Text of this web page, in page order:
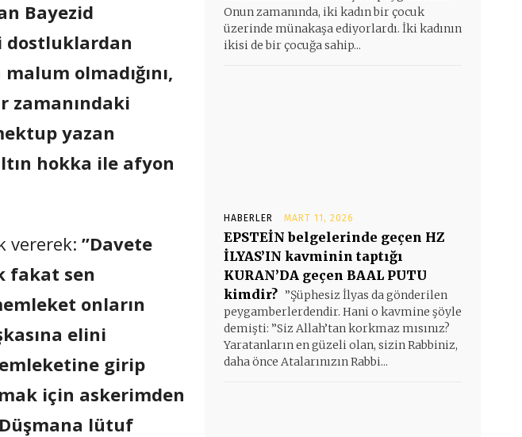
Bayezid
dostluklardan
olmadığını,
zamanındaki
yazan
hokka ile afyon
vererek: ”Davete
fakat sen
onların
elini
girip
için askerimden
Düşmana lütuf
Onun zamanında, iki kadın bir çocuk
üzerinde münakaşa ediyorlardı. İki kadının
ikisi de bir çocuğa sahip...
HABERLER MART 11, 2026
EPSTEİN belgelerinde geçen HZ
İLYAS’IN kavminin taptığı
KURAN’DA geçen BAAL PUTU
kimdir? ”Şüphesiz İlyas da gönderilen
peygamberlerdendir. Hani o kavmine şöyle
demişti: ”Siz Allah’tan korkmaz mısınız?
Yaratanların en güzeli olan, sizin Rabbiniz,
daha önce Atalarınızın Rabbi...